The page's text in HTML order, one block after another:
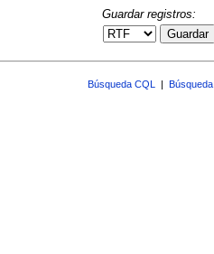
Guardar registros:
Guardar
Búsqueda CQL